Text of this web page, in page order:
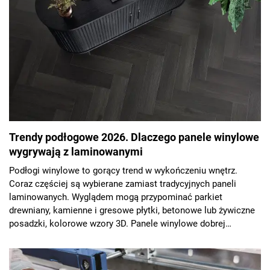
Trendy podłogowe 2026. Dlaczego panele winylowe
wygrywają z laminowanymi
Podłogi winylowe to gorący trend w wykończeniu wnętrz.
Coraz częściej są wybierane zamiast tradycyjnych paneli
laminowanych. Wyglądem mogą przypominać parkiet
drewniany, kamienne i gresowe płytki, betonowe lub żywiczne
posadzki, kolorowe wzory 3D. Panele winylowe dobrej
schodach, tworząc jednolitą posadzkę w całym domu. Układa
się je szybko i można to zrobić samodzielnie. Zalet jest